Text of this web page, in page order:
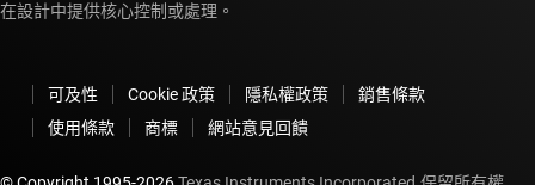
在設計中提供核心控制或處理。
可及性 Cookie 政策 隱私權政策
銷售條款
使用條款
商標 網站意見回饋